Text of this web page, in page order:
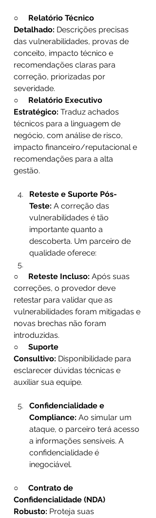
○ Relatório Técnico
Detalhado: Descrições precisas
das vulnerabilidades, provas de
conceito, impacto técnico e
recomendações claras para
correção, priorizadas por
severidade.
○ Relatório Executivo
Estratégico: Traduz achados
técnicos para a linguagem de
negócio, com análise de risco,
impacto financeiro/reputacional e
recomendações para a alta
gestão.
Reteste e Suporte Pós-
Teste: A correção das
vulnerabilidades é tão
importante quanto a
descoberta. Um parceiro de
qualidade oferece:
○ Reteste Incluso: Após suas
correções, o provedor deve
retestar para validar que as
vulnerabilidades foram mitigadas e
novas brechas não foram
introduzidas.
○ Suporte
Consultivo: Disponibilidade para
esclarecer dúvidas técnicas e
auxiliar sua equipe.
Confidencialidade e
Compliance: Ao simular um
ataque, o parceiro terá acesso
a informações sensíveis. A
confidencialidade é
inegociável.
○ Contrato de
Confidencialidade (NDA)
Robusto: Proteja suas